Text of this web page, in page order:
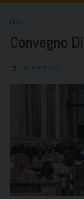
NEWS
Convegno
14 SETTEMBRE 2025